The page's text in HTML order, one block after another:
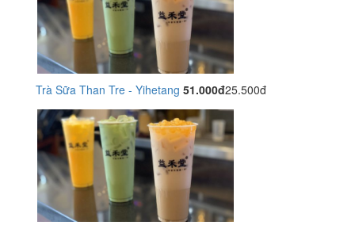
Trà Sữa Than Tre - Yihetang 51.000đ25.500đ